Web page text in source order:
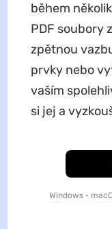
během
PDF soubory
zpětnou
prvky nebo
vaším
si jej a
Windows •